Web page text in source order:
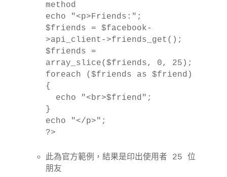
method
echo
"<p>Friends:" ;
$friends = $facebook-
>api_client ->friends_get ();
$friends =
array_slice( $friends, 0, 25 );
foreach
( $friends as $friend )
{
echo
"<br>$friend" ;
}
echo
"</p>" ;
?>
此為官方範例，結果是印出使用者 25 位
朋友